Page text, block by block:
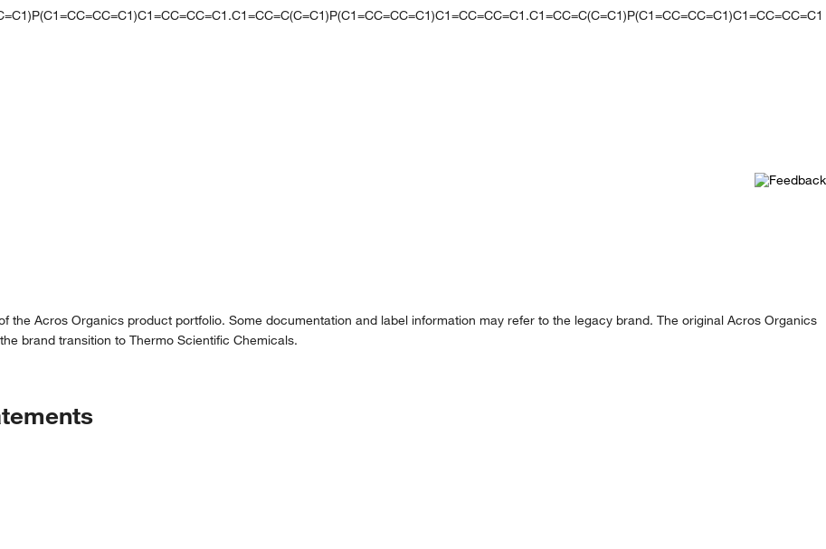
the Acros Organics product portfolio. Some documentation and label information may refer to the legacy brand. The original Acros Organics
brand transition to Thermo Scientific Chemicals.